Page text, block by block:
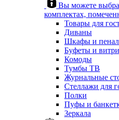
Вы можете
комплектах,
Товары для
Диваны
Шкафы и
Буфеты и
Комоды
Тумбы ТВ
Журнальные
Стеллажи для
Полки
Пуфы и
Зеркала